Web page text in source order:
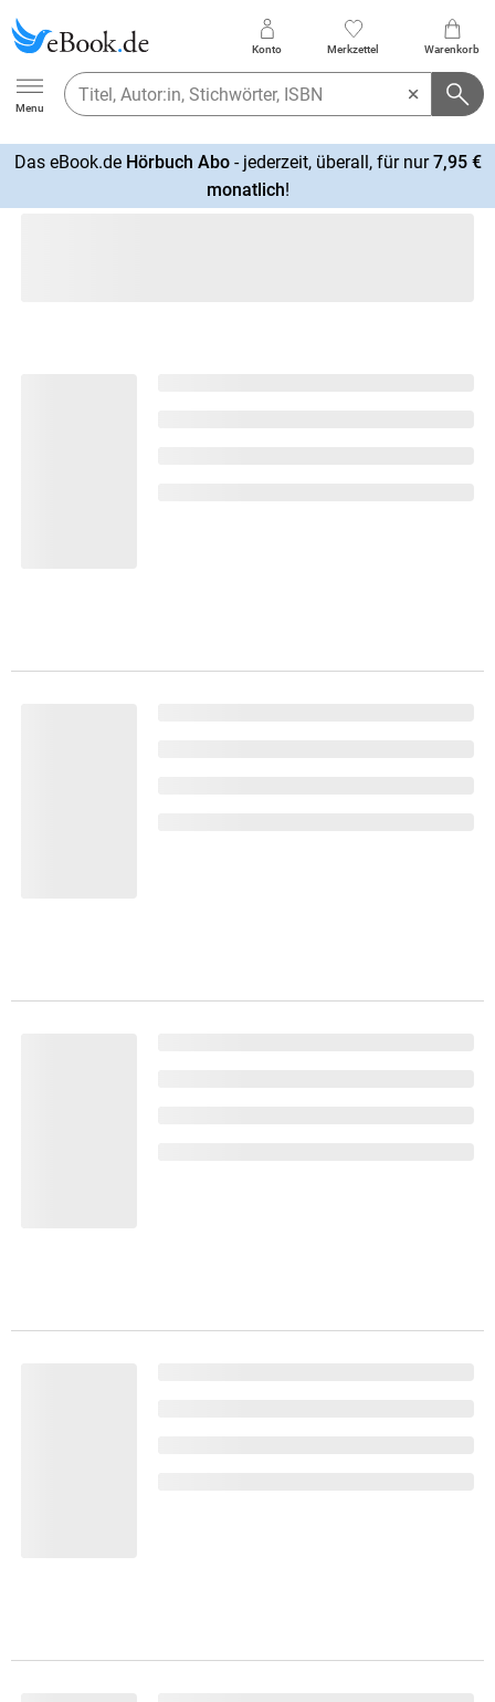
Ebook.de
Menu
Konto Merkzettel Warenkorb
Das eBook.de Hörbuch Abo- jederzeit, überall, für nur7,95 €
monatlich!